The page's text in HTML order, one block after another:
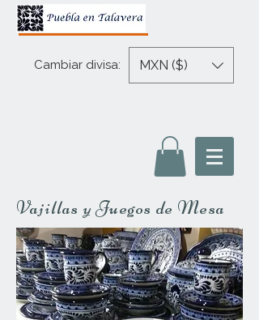
Cambiar divisa: MXN ($)
Vajillas y Juegos de Mesa